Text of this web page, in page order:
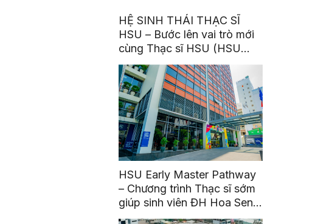
HỆ SINH THÁI THẠC SĨ
HSU – Bước lên vai trò mới
cùng Thạc sĩ HSU (HSU
Master’s Ecosystem – Step
Up with HSU Master
Degrees)
HSU Early Master Pathway
– Chương trình Thạc sĩ sớm
giúp sinh viên ĐH Hoa Sen
bứt phá từ bậc đại học